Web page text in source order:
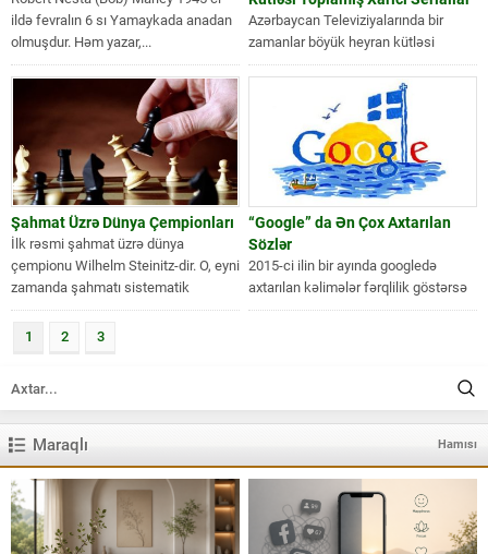
ildə fevralın 6 sı Yamaykada anadan
olmuşdur. Həm yazar,...
Azərbaycan Televiziyalarında bir
zamanlar böyük heyran kütləsi
toplamağı bacarmış xarici ölkələrin
çox seryalı filimlərindən bəhs...
Şahmat Üzrə Dünya Çempionları
İlk rəsmi şahmat üzrə dünya
çempionu Wilhelm Steinitz-dir. O, eyni
zamanda şahmatı sistematik
oynama anlayışının...
“Google” da Ən Çox Axtarılan
Sözlər
2015-ci ilin bir ayında googledə
axtarılan kəlimələr fərqlilik göstərsə
də “facebook”, “youtube”, “weather”,
1 2 3
Maraqlı Hamısı